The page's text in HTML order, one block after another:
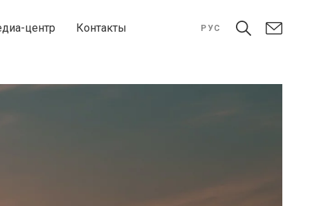
центр Контакты РУС